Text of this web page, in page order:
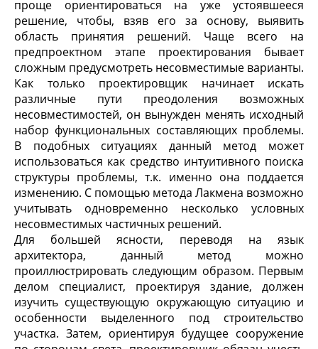
проще ориентироваться на уже устоявшееся
решение, чтобы, взяв его за основу, выявить
область принятия решений. Чаще всего на
предпроектном этапе проектирования бывает
сложным предусмотреть несовместимые варианты.
Как только проектировщик начинает искать
различные пути преодоления возможных
несовместимостей, он вынужден менять исходный
набор функциональных составляющих проблемы.
В подобных ситуациях данный метод может
использоваться как средство интуитивного поиска
структуры проблемы, т.к. именно она поддается
изменению. С помощью метода Лакмена возможно
учитывать одновременно несколько условных
несовместимых частичных решений.
Для большей ясности, переводя на язык
архитектора, данный метод можно
проиллюстрировать следующим образом. Первым
делом специалист, проектируя здание, должен
изучить существующую окружающую ситуацию и
особенности выделенного под строительство
участка. Затем, ориентируя будущее сооружение